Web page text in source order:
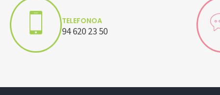
TELEFONOA
94 620 23 50